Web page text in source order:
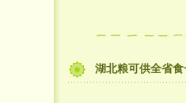
湖北粮可供全省